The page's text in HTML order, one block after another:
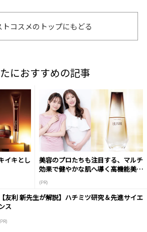
トコスメのトップにもどる
におすすめの記事
イキとし
美容のプロたちも注目する、マルチ
効果で健やかな肌へ導く高機能美容
(PR)
【友利 新先生が解説】ハチミツ研究＆先進サイエ
ンス